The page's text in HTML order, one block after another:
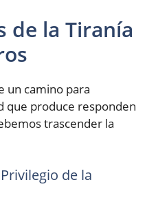
de la Tiranía
un camino para
que produce responden
trascender la
de la